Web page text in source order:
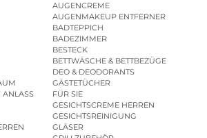
AUGENCREME
AUGENMAKEUP ENTFERNER
BADTEPPICH
BADEZIMMER
BESTECK
BETTWÄSCHE & BETTBEZÜGE
DEO & DEODORANTS
GÄSTETÜCHER
ANLASS
FÜR SIE
GESICHTSCREME HERREN
GESICHTSREINIGUNG
GLÄSER